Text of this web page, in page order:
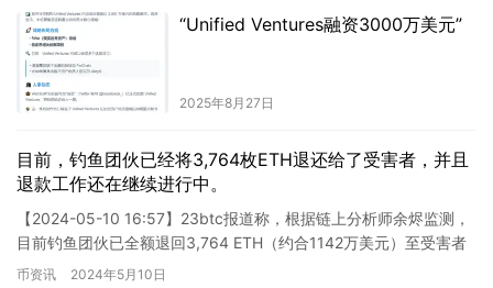
“Unified Ventures融资3000万美元”
2025年8月27日
目前，钓鱼团伙已经将3,764枚ETH退还给了受害者，并且
退款工作还在继续进行中。
【2024-05-10 16:57】23btc报道称，根据链上分析师余烬监测，
目前钓鱼团伙已全额退回3,764 ETH（约合1142万美元）至受害者
地址，并且退款工作正在持续进行中…
币资讯 2024年5月10日